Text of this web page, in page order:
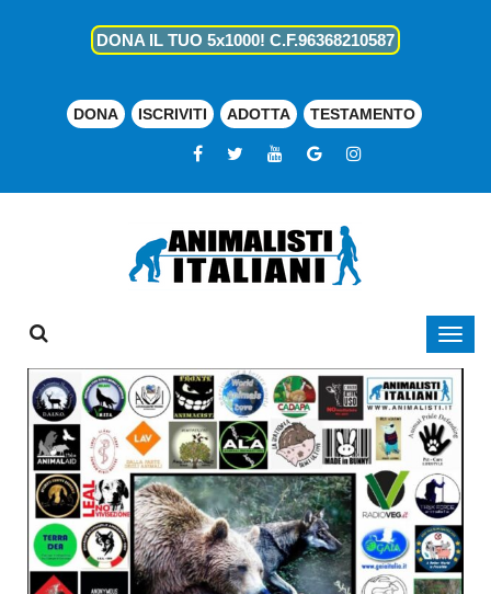
DONA IL TUO 5x1000! C.F.96368210587
DONA ISCRIVITI ADOTTA TESTAMENTO